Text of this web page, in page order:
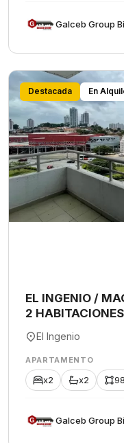
Destacada En
EL INGENIO /
2
El Ingenio
APARTAMENTO
x2 x2